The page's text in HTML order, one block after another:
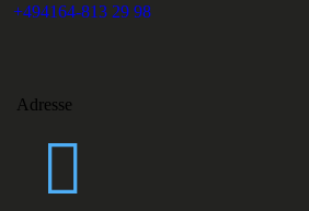
+494164-813 29 98
Adresse